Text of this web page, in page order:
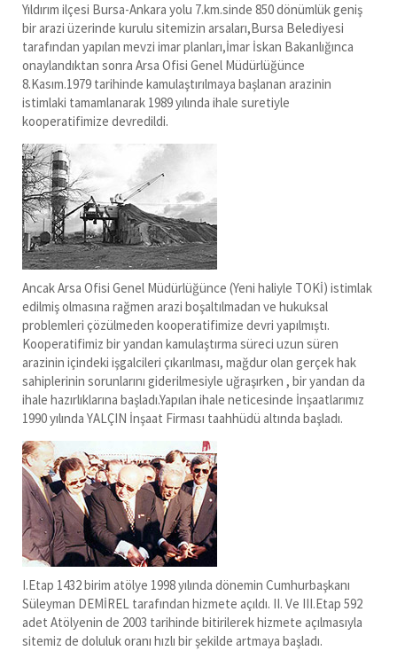
Yıldırım ilçesi Bursa-Ankara yolu 7.km.sinde 850 dönümlük geniş
bir arazi üzerinde kurulu sitemizin arsaları,Bursa Belediyesi
tarafından yapılan mevzi imar planları,İmar İskan Bakanlığınca
onaylandıktan sonra Arsa Ofisi Genel Müdürlüğünce
8.Kasım.1979 tarihinde kamulaştırılmaya başlanan arazinin
istimlaki tamamlanarak 1989 yılında ihale suretiyle
kooperatifimize devredildi.
Ancak Arsa Ofisi Genel Müdürlüğünce (Yeni haliyle TOKİ) istimlak
edilmiş olmasına rağmen arazi boşaltılmadan ve hukuksal
problemleri çözülmeden kooperatifimize devri yapılmıştı.
Kooperatifimiz bir yandan kamulaştırma süreci uzun süren
arazinin içindeki işgalcileri çıkarılması, mağdur olan gerçek hak
sahiplerinin sorunlarını giderilmesiyle uğraşırken , bir yandan da
ihale hazırlıklarına başladı.Yapılan ihale neticesinde İnşaatlarımız
1990 yılında YALÇIN İnşaat Firması taahhüdü altında başladı.
I.Etap 1432 birim atölye 1998 yılında dönemin Cumhurbaşkanı
Süleyman DEMİREL tarafından hizmete açıldı. II. Ve III.Etap 592
adet Atölyenin de 2003 tarihinde bitirilerek hizmete açılmasıyla
sitemiz de doluluk oranı hızlı bir şekilde artmaya başladı.